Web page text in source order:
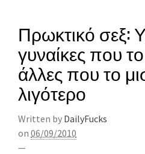
Πρωκτικό σεξ:
γυναίκες που
άλλες που το
λιγότερο
Written by DailyFucks
on 06/09/2010
—